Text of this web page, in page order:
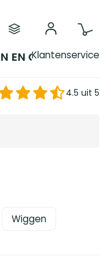
EN GEREEDSCHAP
Klantenservice
4.5 uit 5
Wiggen